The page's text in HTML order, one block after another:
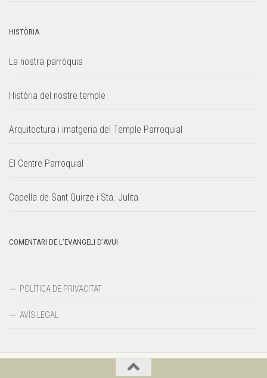
HISTÒRIA
La nostra parròquia
Història del nostre temple
Arquitectura i imatgeria del Temple Parroquial
El Centre Parroquial
Capella de Sant Quirze i Sta. Julita
COMENTARI DE L’EVANGELI D’AVUI
POLÍTICA DE PRIVACITAT
AVÍS LEGAL